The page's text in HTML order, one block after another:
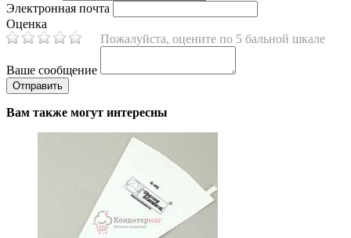
Электронная почта
Оценка
Пожалуйста, оцените по 5 бальной шкале
Ваше сообщение
Вам также могут интересны